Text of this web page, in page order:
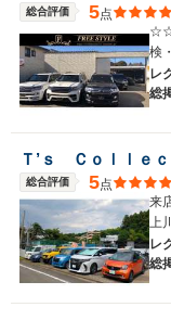
総合評価 5点
☆☆
検
レ
総
Ｔ’ｓ Ｃｏｌｌｅ
総合評価 5点
来
上
レ
総